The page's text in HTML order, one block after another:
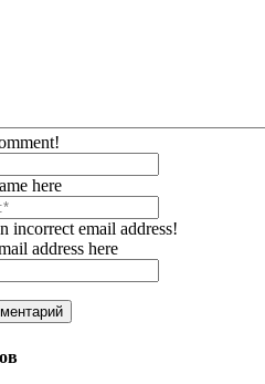
here
incorrect email address!
address here